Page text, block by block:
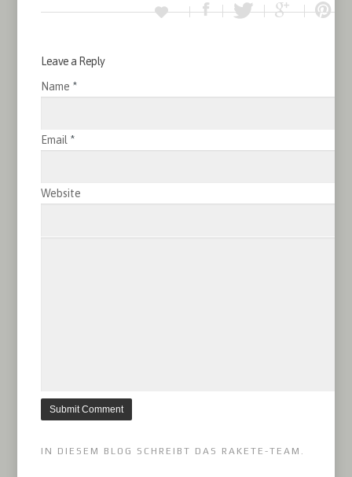
Leave a Reply
Name *
Email *
Website
IN DIESEM BLOG SCHREIBT DAS RAKETE-TEAM.